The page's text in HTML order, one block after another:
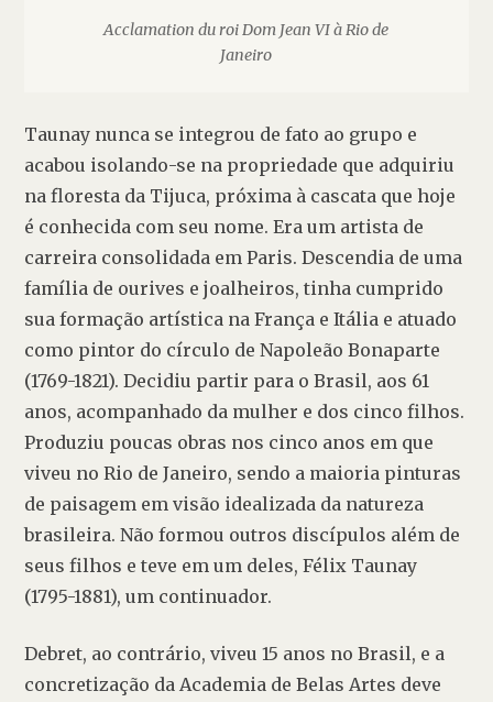
Acclamation du roi Dom Jean VI à Rio de
Janeiro
Taunay nunca se integrou de fato ao grupo e
acabou isolando-se na propriedade que adquiriu
na floresta da Tijuca, próxima à cascata que hoje
é conhecida com seu nome. Era um artista de
carreira consolidada em Paris. Descendia de uma
família de ourives e joalheiros, tinha cumprido
sua formação artística na França e Itália e atuado
como pintor do círculo de Napoleão Bonaparte
(1769-1821). Decidiu partir para o Brasil, aos 61
anos, acompanhado da mulher e dos cinco filhos.
Produziu poucas obras nos cinco anos em que
viveu no Rio de Janeiro, sendo a maioria pinturas
de paisagem em visão idealizada da natureza
brasileira. Não formou outros discípulos além de
seus filhos e teve em um deles, Félix Taunay
(1795-1881), um continuador.
Debret, ao contrário, viveu 15 anos no Brasil, e a
concretização da Academia de Belas Artes deve